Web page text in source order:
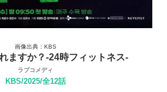
画像出典：KBS
ますか？-24時フィットネス-
ラブコメディ
KBS/2025/全12話